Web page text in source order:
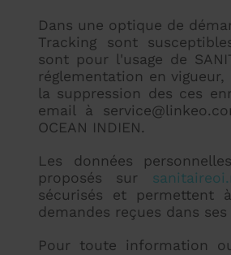
Dans une optique de
Tracking sont
sont pour l'usage de
réglementation en
la suppression des ces
email à
OCEAN INDIEN.
Les données
proposés sur
sécurisés et permettent
demandes reçues dans
Pour toute information